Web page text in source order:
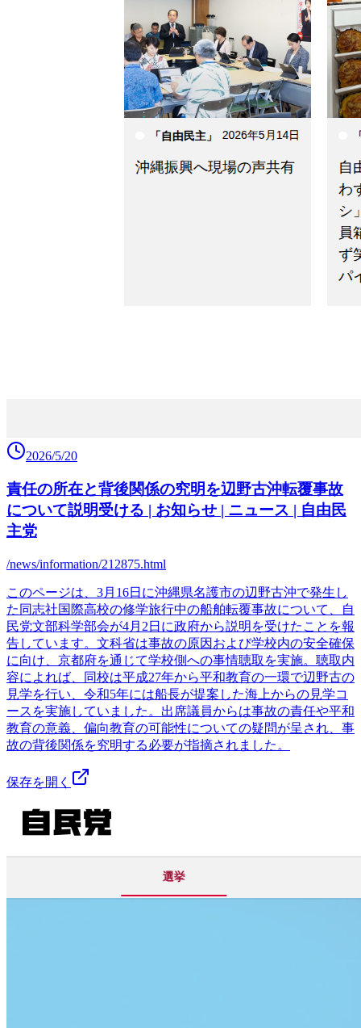
2026/5/20
責任の所在と背後関係の究明を辺野古沖転覆事故
について説明受ける | お知らせ | ニュース | 自由民
主党
/news/information/212875.html
このページは、3月16日に沖縄県名護市の辺野古沖で発生し
た同志社国際高校の修学旅行中の船舶転覆事故について、自
民党文部科学部会が4月2日に政府から説明を受けたことを報
告しています。文科省は事故の原因および学校内の安全確保
に向け、京都府を通じて学校側への事情聴取を実施。聴取内
容によれば、同校は平成27年から平和教育の一環で辺野古の
見学を行い、令和5年には船長が提案した海上からの見学コ
ースを実施していました。出席議員からは事故の責任や平和
教育の意義、偏向教育の可能性についての疑問が呈され、事
故の背後関係を究明する必要が指摘されました。
保存を開く